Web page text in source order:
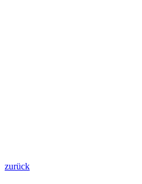
zurück